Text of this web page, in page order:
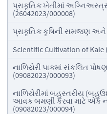
પ્રાકૃતિક ખેતીમાં
(26042023/000008)
પ્રાકૃતિક કૃષિની સમજણ અને
Scientific Cultivation of Kale
નાળિયેરી પાકમાં સંકલિત
(09082023/000093)
નાળિયેરીમાં બહુસ્તરીય
આવક બમણી કરવા માટે એક
(09082023/000094)